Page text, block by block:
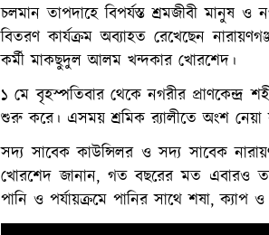
চলমান তাপদাহে বিপর্যস্ত শ্রমজীবী মানুষ
বিতরণ কার্যক্রম অব্যাহত রেখেছেন
কর্মী মাকছুদুল আলম খন্দকার খোরশেদ।
১ মে বৃহস্পতিবার থেকে নগরীর প্রাণকেন্দ্র
শুরু করে। এসময় শ্রমিক র‌্যালীতে অংশ নেয়া
সদ্য সাবেক কাউন্সিলর ও সদ্য সাবেক
খোরশেদ জানান, গত বছরের মত এবারও
পানি ও পর্যায়ক্রমে পানির সাথে শষা, ক্যাপ